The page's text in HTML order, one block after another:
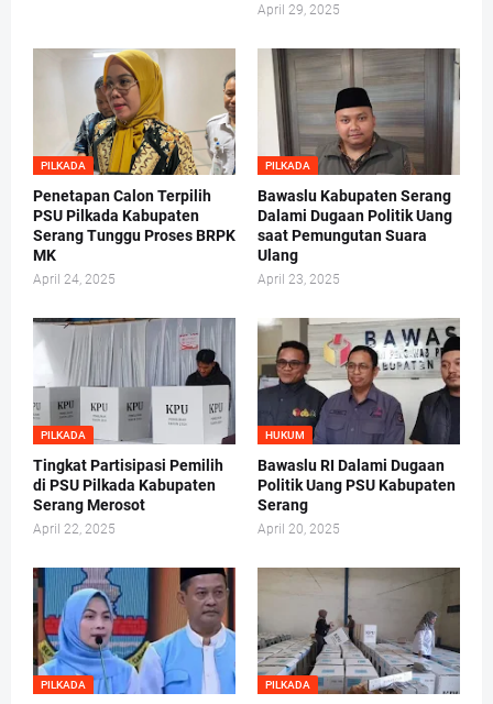
April 29, 2025
PILKADA
Penetapan Calon Terpilih
PSU Pilkada Kabupaten
Serang Tunggu Proses BRPK
MK
April 24, 2025
PILKADA
Bawaslu Kabupaten Serang
Dalami Dugaan Politik Uang
saat Pemungutan Suara
Ulang
April 23, 2025
PILKADA
Tingkat Partisipasi Pemilih
di PSU Pilkada Kabupaten
Serang Merosot
April 22, 2025
HUKUM
Bawaslu RI Dalami Dugaan
Politik Uang PSU Kabupaten
Serang
April 20, 2025
PILKADA PILKADA